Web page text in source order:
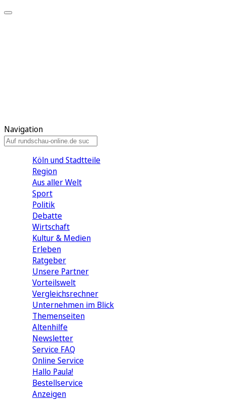
Navigation
Köln und Stadtteile
Region
Aus aller Welt
Sport
Politik
Debatte
Wirtschaft
Kultur & Medien
Erleben
Ratgeber
Unsere Partner
Vorteilswelt
Vergleichsrechner
Unternehmen im Blick
Themenseiten
Altenhilfe
Newsletter
Service FAQ
Online Service
Hallo Paula!
Bestellservice
Anzeigen